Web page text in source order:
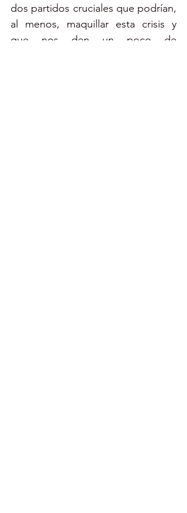
dos partidos cruciales que podrían,
al menos, maquillar esta crisis y
que nos den un poco de